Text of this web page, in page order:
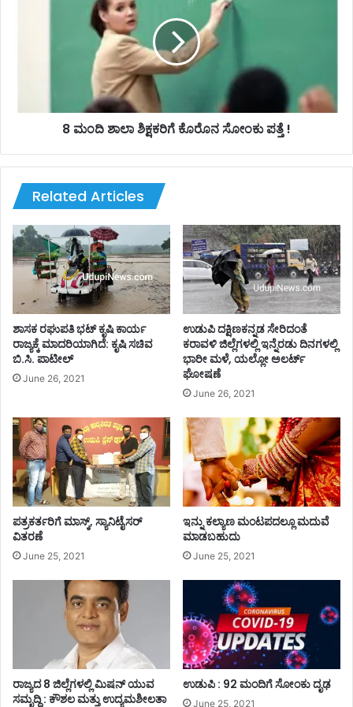
ಎಂ
ರ
ಗ್
ಗೆ
ಮಾ
ಹಿ
ತಿ
ಕ
ನ
ಸೋಂ
ಕು
ಪ
ತ್
8 ಮಂದಿ ಶಾಲಾ ಶಿಕ್ಷಕರಿಗೆ ಕೊರೊನ ಸೋಂಕು ಪತ್ತೆ !
Related Articles
ಶಾಸಕ ರಘುಪತಿ‌ ಭಟ್ ಕೃಷಿ ಕಾರ್ಯ
ರಾಜ್ಯಕ್ಕೆ ಮಾದರಿಯಾಗಿದೆ: ಕೃಷಿ ಸಚಿವ
ಬಿ.ಸಿ. ಪಾಟೀಲ್
June 26, 2021
ಉಡುಪಿ ದಕ್ಷಿಣಕನ್ನಡ ಸೇರಿದಂತೆ
ಕರಾವಳಿ ಜಿಲ್ಲೆಗಳಲ್ಲಿ ಇನ್ನೆರಡು ದಿನಗಳಲ್ಲಿ
ಭಾರೀ ಮಳೆ, ಯಲ್ಲೋ ಅಲರ್ಟ್
ಘೋಷಣೆ
June 26, 2021
ಪತ್ರಕರ್ತರಿಗೆ ಮಾಸ್ಕ್, ಸ್ಯಾನಿಟೈಸರ್
ವಿತರಣೆ
June 25, 2021
ಇನ್ನು ಕಲ್ಯಾಣ ಮಂಟಪದಲ್ಲೂ ಮದುವೆ
ಮಾಡಬಹುದು
June 25, 2021
ರಾಜ್ಯದ 8 ಜಿಲ್ಲೆಗಳಲ್ಲಿ ಮಿಷನ್ ಯುವ
ಸಮೃದ್ದಿ : ಕೌಶಲ ಮತ್ತು ಉದ್ಯಮಶೀಲತಾ
ಉಡುಪಿ : 92 ಮಂದಿಗೆ ಸೋಂಕು ದೃಢ
June 25, 2021